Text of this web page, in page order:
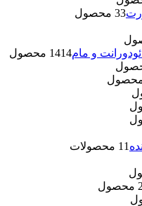
33 محصول
و مام
1414 محصول
1 1 محصولات
2